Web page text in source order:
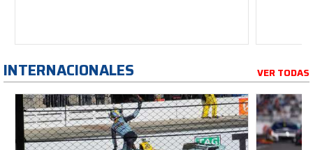
INTERNACIONALES VER TODAS